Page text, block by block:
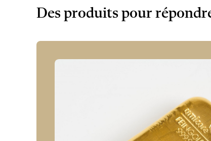
Des produits pour